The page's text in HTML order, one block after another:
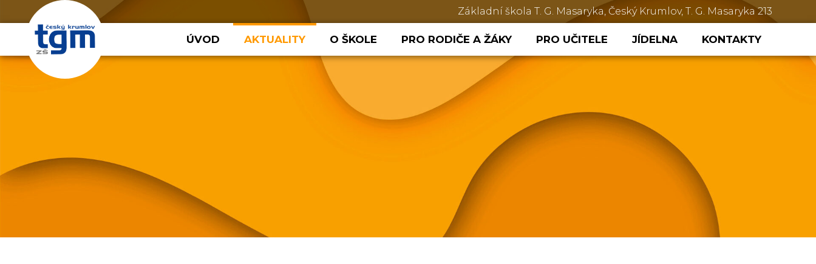
Základní škola T. G. Masaryka, Český Krumlov, T. G. Masaryka 213
ÚVOD AKTUALITY O ŠKOLE PRO RODIČE A ŽÁKY PRO UČITELE JÍDELNA KONTAKTY